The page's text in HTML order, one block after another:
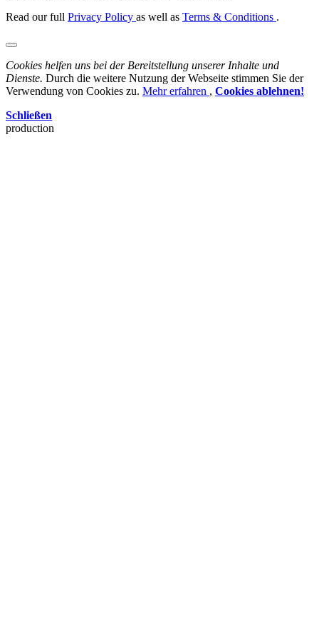
Read our full Privacy Policy as well as Terms & Conditions .
Cookies helfen uns bei der Bereitstellung unserer Inhalte und
Dienste. Durch die weitere Nutzung der Webseite stimmen Sie der
Verwendung von Cookies zu. Mehr erfahren , Cookies ablehnen!
Schließen
production